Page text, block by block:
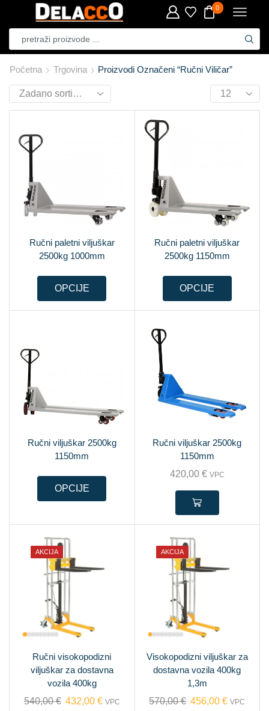
0
Početna Trgovina Proizvodi Označeni “ručni Viličar”
Ručni paletni viljuškar
2500kg 1000mm
OPCIJE
Ručni paletni viljuškar
2500kg 1150mm
OPCIJE
Ručni viljuškar 2500kg
1150mm
OPCIJE
Ručni viljuškar 2500kg
1150mm
420,00 € VPC
AKCIJA
Ručni visokopodizni
viljuškar za dostavna
vozila 400kg
540,00€ 432,00 € VPC
AKCIJA
Visokopodizni viljuškar za
dostavna vozila 400kg
1,3m
570,00€ 456,00€ VPC